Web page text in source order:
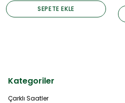
SEPETE EKLE
Kategoriler
Çarklı Saatler